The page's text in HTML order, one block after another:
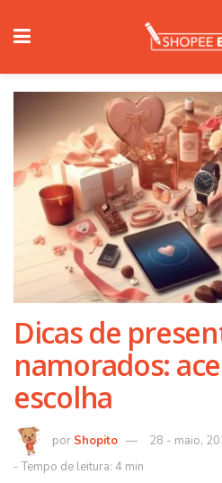
Dicas de
namorados:
escolha
Shopito 28 - maio,